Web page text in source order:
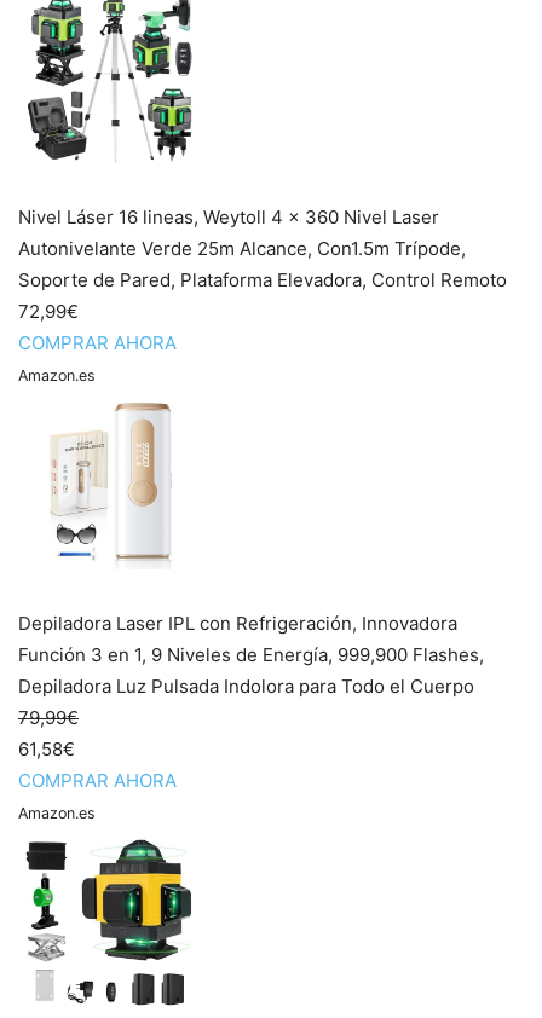
Nivel Láser 16 lineas, Weytoll 4 x 360 Nivel Laser
Autonivelante Verde 25m Alcance, Con1.5m Trípode,
Soporte de Pared, Plataforma Elevadora, Control Remoto
72,99€
COMPRAR AHORA
Amazon.es
Depiladora Laser IPL con Refrigeración, Innovadora
Función 3 en 1, 9 Niveles de Energía, 999,900 Flashes,
Depiladora Luz Pulsada Indolora para Todo el Cuerpo
79,99€
61,58€
COMPRAR AHORA
Amazon.es